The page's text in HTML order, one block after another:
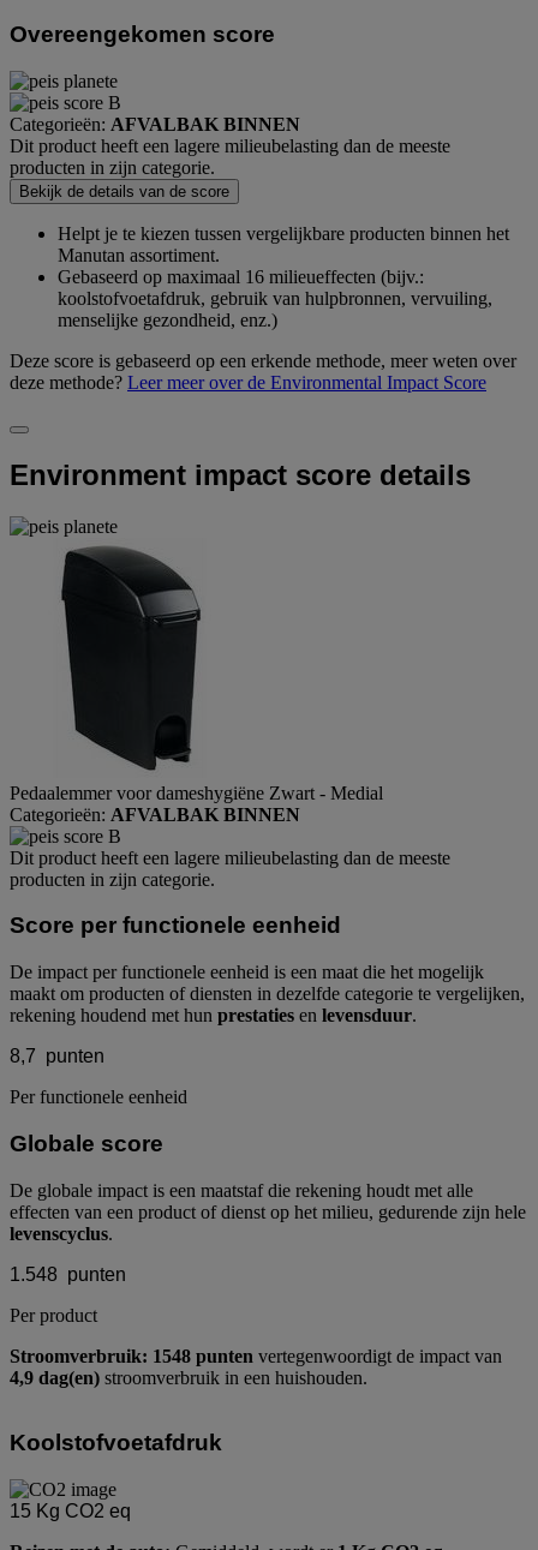
Overeengekomen score
Categorieën: AFVALBAK BINNEN
Dit product heeft een lagere milieubelasting dan de meeste
producten in zijn categorie.
Bekijk de details van de score
Helpt je te kiezen tussen vergelijkbare producten binnen het
Manutan assortiment.
Gebaseerd op maximaal 16 milieueffecten (bijv.:
koolstofvoetafdruk, gebruik van hulpbronnen, vervuiling,
menselijke gezondheid, enz.)
Deze score is gebaseerd op een erkende methode, meer weten over
deze methode? Leer meer over de Environmental Impact Score
Environment impact score details
Pedaalemmer voor dameshygiëne Zwart - Medial
Categorieën: AFVALBAK BINNEN
Dit product heeft een lagere milieubelasting dan de meeste
producten in zijn categorie.
Score per functionele eenheid
De impact per functionele eenheid is een maat die het mogelijk
maakt om producten of diensten in dezelfde categorie te vergelijken,
rekening houdend met hun prestaties en levensduur.
8,7 punten
Per functionele eenheid
Globale score
De globale impact is een maatstaf die rekening houdt met alle
effecten van een product of dienst op het milieu, gedurende zijn hele
levenscyclus.
1.548 punten
Per product
Stroomverbruik: 1548 punten vertegenwoordigt de impact van
4,9 dag(en) stroomverbruik in een huishouden.
Koolstofvoetafdruk
15 Kg CO2 eq